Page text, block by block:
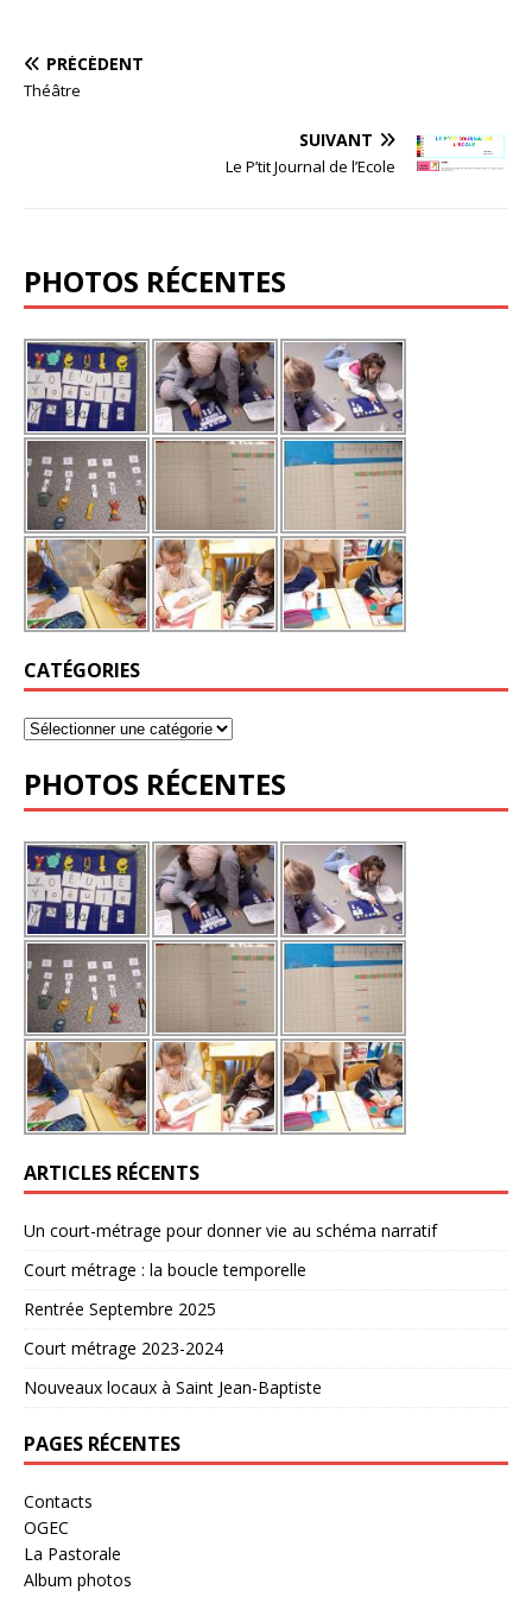
PRÉCÉDENT
Théâtre
SUIVANT
Le P’tit Journal de l’Ecole
PHOTOS RÉCENTES
CATÉGORIES
PHOTOS RÉCENTES
ARTICLES RÉCENTS
Un court-métrage pour donner vie au schéma narratif
Court métrage : la boucle temporelle
Rentrée Septembre 2025
Court métrage 2023-2024
Nouveaux locaux à Saint Jean-Baptiste
PAGES RÉCENTES
Contacts
OGEC
La Pastorale
Album photos